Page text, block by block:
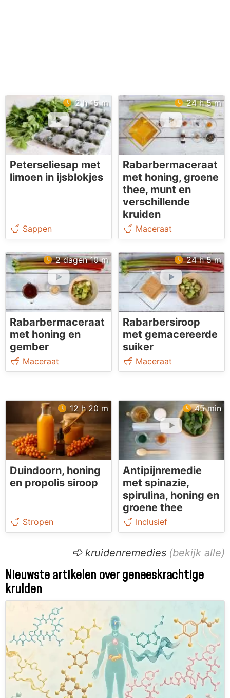
2 h 15 m
Peterseliesap met
limoen in ijsblokjes
Sappen
24 h 5 m
Rabarbermaceraat
met honing, groene
thee, munt en
verschillende
kruiden
Maceraat
2 dagen 10 m
Rabarbermaceraat
met honing en
gember
Maceraat
24 h 5 m
Rabarbersiroop
met gemacereerde
suiker
Maceraat
12 h 20 m
Duindoorn, honing
en propolis siroop
Stropen
45 min
Antipijnremedie
met spinazie,
spirulina, honing en
groene thee
Inclusief
kruidenremedies
Nieuwste artikelen over geneeskrachtige
kruiden